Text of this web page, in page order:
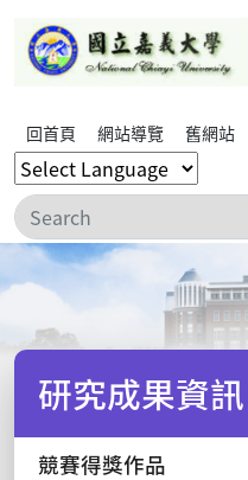
回首頁 網站導覽 舊網站
研究成果資訊
競賽得獎作品